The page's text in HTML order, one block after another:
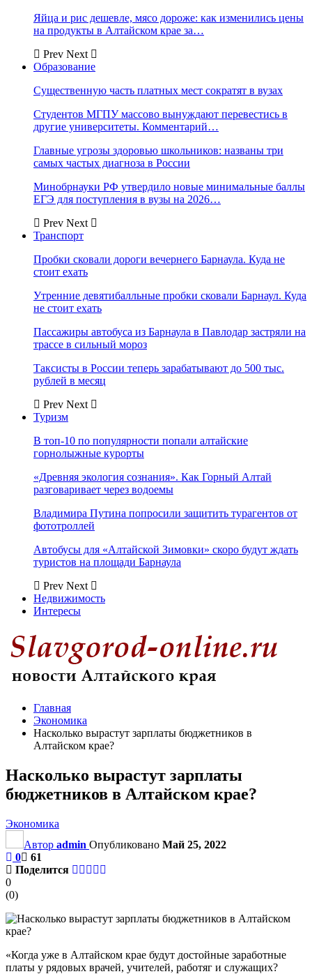
Яйца и рис дешевле, мясо дороже: как изменились цены
на продукты в Алтайском крае за…
Prev Next
Образование
Существенную часть платных мест сократят в вузах
Студентов МГПУ массово вынуждают перевестись в
другие университеты. Комментарий…
Главные угрозы здоровью школьников: названы три
самых частых диагноза в России
Минобрнауки РФ утвердило новые минимальные баллы
ЕГЭ для поступления в вузы на 2026…
Prev Next
Транспорт
Пробки сковали дороги вечернего Барнаула. Куда не
стоит ехать
Утренние девятибалльные пробки сковали Барнаул. Куда
не стоит ехать
Пассажиры автобуса из Барнаула в Павлодар застряли на
трассе в сильный мороз
Таксисты в России теперь зарабатывают до 500 тыс.
рублей в месяц
Prev Next
Туризм
В топ-10 по популярности попали алтайские
горнолыжные курорты
«Древняя экология сознания». Как Горный Алтай
разговаривает через водоемы
Владимира Путина попросили защитить турагентов от
фототроллей
Автобусы для «Алтайской Зимовки» скоро будут ждать
туристов на площади Барнаула
Prev Next
Недвижимость
Интересы
Главная
Экономика
Насколько вырастут зарплаты бюджетников в
Алтайском крае?
Насколько вырастут зарплаты
бюджетников в Алтайском крае?
Экономика
Автор admin Опубликовано Май 25, 2022
0
61
Поделится
0
(0)
«Когда уже в Алтайском крае будут достойные заработные
платы у рядовых врачей, учителей, работяг и служащих?